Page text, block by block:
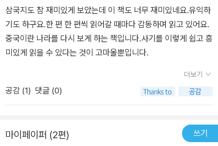
삼국지도 참 재미있게 보았는데 이 책도 너무 재미있네요.유익하
기도 하구요.한 편 한 편씩 읽어갈 때마다 감동하며 읽고 있어요.
중국이란 나라를 다시 보게 하는 책입니다.사기를 이렇게 쉽고 흥
미있게 읽을 수 있다는 것이 고마울뿐입니다.
더보기
공감 (1) 댓글 (0)
마이페이퍼 (2편) 쓰기